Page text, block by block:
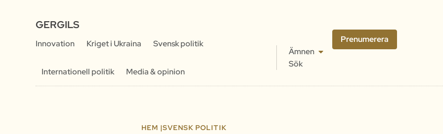
GERGILS
Innovation Kriget i Ukraina Svensk politik
Internationell politik Media & opinion
Ämnen
Sök
Prenumerera
HEM |SVENSK POLITIK